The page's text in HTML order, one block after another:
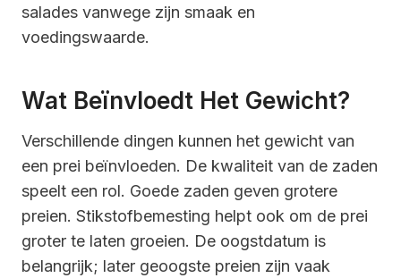
salades vanwege zijn smaak en
voedingswaarde.
Wat Beïnvloedt Het Gewicht?
Verschillende dingen kunnen het gewicht van
een prei beïnvloeden. De kwaliteit van de zaden
speelt een rol. Goede zaden geven grotere
preien. Stikstofbemesting helpt ook om de prei
groter te laten groeien. De oogstdatum is
belangrijk; later geoogste preien zijn vaak